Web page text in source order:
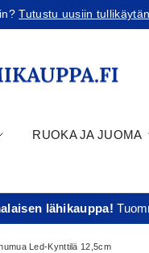
Tutustu uusiin
RUOKA JA JUOMA
lähikauppa!
Led-Kynttilä 12,5cm